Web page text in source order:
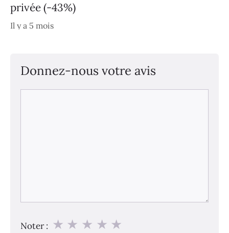
privée (-43%)
Il y a 5 mois
Donnez-nous votre avis
Noter : ★
★
★
★
★